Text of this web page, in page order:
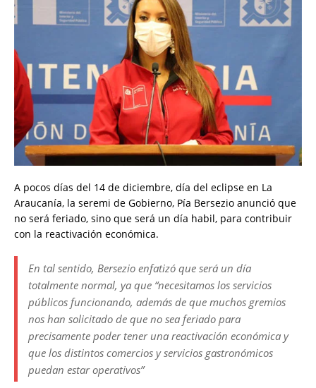
A pocos días del 14 de diciembre, día del eclipse en La
Araucanía, la seremi de Gobierno, Pía Bersezio anunció que
no será feriado, sino que será un día habil, para contribuir
con la reactivación económica.
En tal sentido, Bersezio enfatizó que será un día
totalmente normal, ya que “necesitamos los servicios
públicos funcionando, además de que muchos gremios
nos han solicitado de que no sea feriado para
precisamente poder tener una reactivación económica y
que los distintos comercios y servicios gastronómicos
puedan estar operativos”